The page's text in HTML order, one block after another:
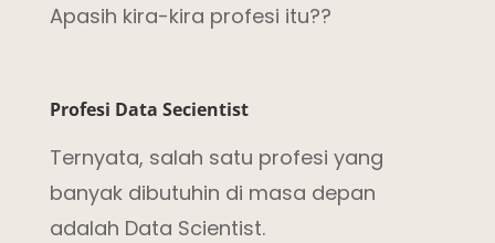
Apasih kira-kira profesi itu??
Profesi Data Secientist
Ternyata, salah satu profesi yang
banyak dibutuhin di masa depan
adalah Data Scientist.